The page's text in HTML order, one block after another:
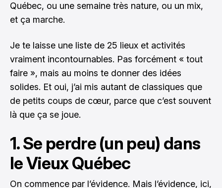
Québec, ou une semaine très nature, ou un mix,
et ça marche.
Je te laisse une liste de 25 lieux et activités
vraiment incontournables. Pas forcément « tout
faire », mais au moins te donner des idées
solides. Et oui, j’ai mis autant de classiques que
de petits coups de cœur, parce que c’est souvent
là que ça se joue.
1. Se perdre (un peu) dans
le Vieux Québec
On commence par l’évidence. Mais l’évidence, ici,